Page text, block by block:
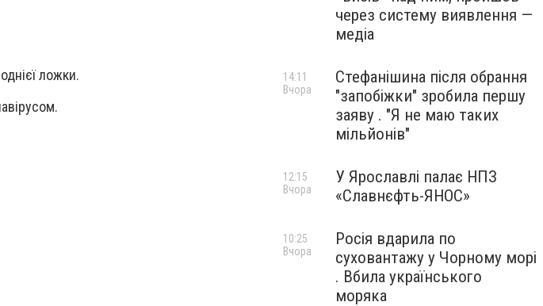
ложки.
через систему виявлення —
медіа
Стефанішина після обрання
"запобіжки" зробила першу
заяву . "Я не маю таких
мільйонів"
14:11
Вчора
У Ярославлі палає НПЗ
«Славнєфть-ЯНОС»
12:15
Вчора
Росія вдарила по
суховантажу у Чорному морі
. Вбила українського
моряка
10:25
Вчора